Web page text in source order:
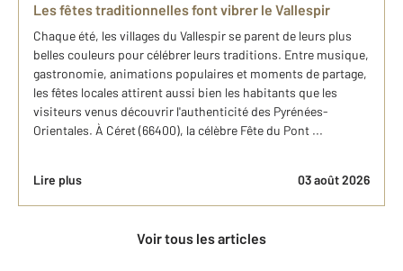
Les fêtes traditionnelles font vibrer le Vallespir
Chaque été, les villages du Vallespir se parent de leurs plus
belles couleurs pour célébrer leurs traditions. Entre musique,
gastronomie, animations populaires et moments de partage,
les fêtes locales attirent aussi bien les habitants que les
visiteurs venus découvrir l'authenticité des Pyrénées-
Orientales. À Céret (66400), la célèbre Fête du Pont ...
Lire plus 03 août 2026
Voir tous les articles